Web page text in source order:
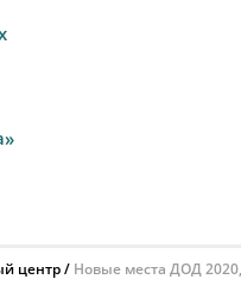
центр Новые места ДОД